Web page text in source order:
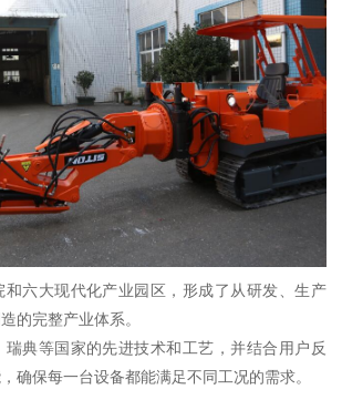
和六大现代化产业园区，形成了从研发、生产
的完整产业体系。
典等国家的先进技术和工艺，并结合用户反
确保每一台设备都能满足不同工况的需求。